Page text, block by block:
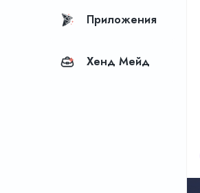
Приложения
Хенд Мейд